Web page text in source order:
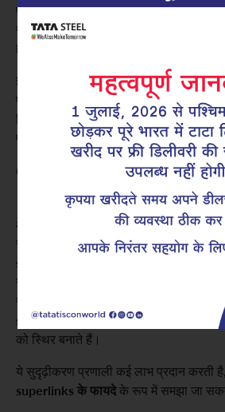
प्रकृति पर निर्भर करते हैं। लेकिन यदि
जाएं या कार्बोनेशन सुरक्षात्मक परत को कम
है।
इसके विपरीत, इनमें सुरक्षात्मक कोटिंग होती है,
प्रभाव से स्टील को बचाती है। इसका परिणाम
स्टिरप्स का उपयोग करने वाली संरचनाएं लंबे
प्रदर्शन बनाए रखती हैं।
GFX कोटेड सुपरलिंक से
आधुनिक सुदृढ़ीकरण तकनीकें केवल प्रदर्शन ही
सरलता पर भी ध्यान देती हैं।Construction
superlinks का उपयोग
सुपरलिंक प्रणाली में पहले से तैयार बंद-लूप
सुरक्षात्मक कोटिंग होती है। यही बताता है कि
superlinks कैसे काम करते हैं
, ये सरियों
को स्थिर बनाते हैं।
ये सुदृढ़ीकरण प्रणाली कई लाभ प्रदान करती
superlinks के फायदेके रूप में समझा जा